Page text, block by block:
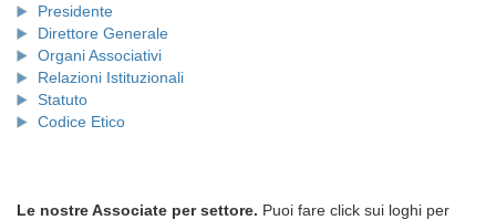
Presidente
Direttore Generale
Organi Associativi
Relazioni Istituzionali
Statuto
Codice Etico
Le nostre Associate per settore. Puoi fare click sui loghi per